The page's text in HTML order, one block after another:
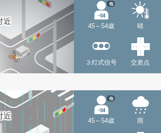
近
45～54歳
他
晴
３灯式信号 交差点
近
45～54歳
他
雨